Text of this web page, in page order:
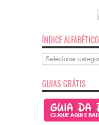
ÍNDICE ALFABÉTICO
Índice
Alfabético
GUIAS GRÁTIS